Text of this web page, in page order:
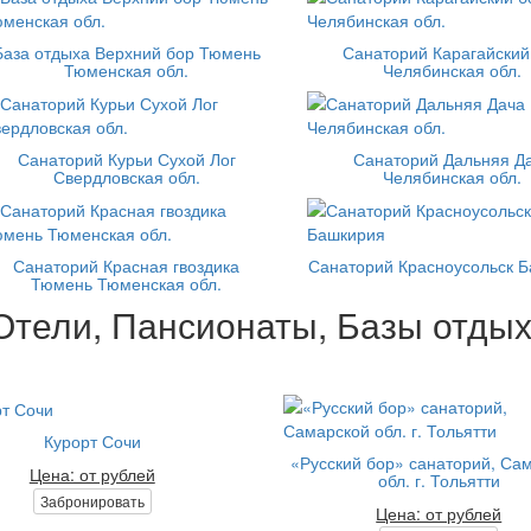
отдыха Верхний бор Тюмень
Тюменская обл.
Санаторий
Челябинская обл.
Санаторий Курьи Сухой Лог
Свердловская обл.
Санаторий Дальняя
Челябинская обл.
Санаторий Красная гвоздика
Тюмень Тюменская обл.
Санаторий Красноусольск
Пансионаты, Базы
Курорт Сочи
Цена: от рублей
Забронировать
«Русский бор» санаторий,
обл. г. Тольятти
Цена: от рублей